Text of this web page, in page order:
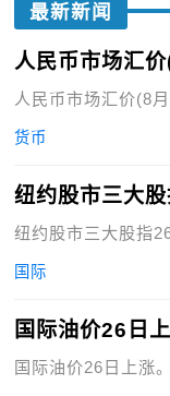
最新新闻
人民币市场汇
人民币市场汇价(8月
货币
纽约股市三大
纽约股市三大股指
国际
国际油价26日
国际油价26日上涨。